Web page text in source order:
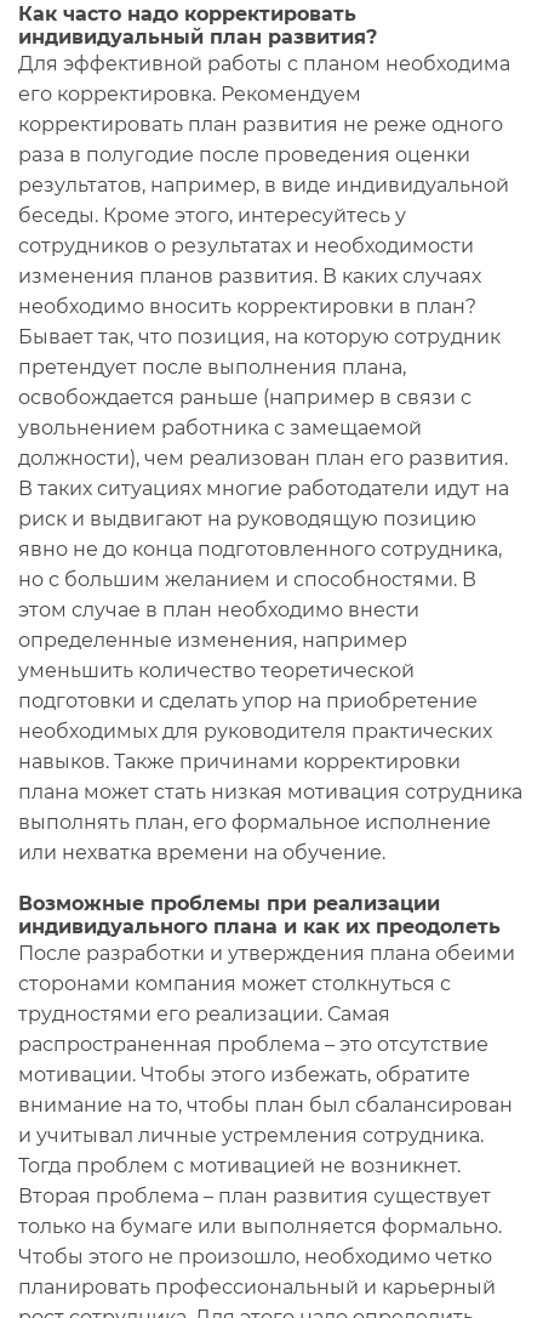
Как часто надо корректировать
индивидуальный план развития?
Для эффективной работы с планом необходима
его корректировка. Рекомендуем
корректировать план развития не реже одного
раза в полугодие после проведения оценки
результатов, например, в виде индивидуальной
беседы. Кроме этого, интересуйтесь у
сотрудников о результатах и необходимости
изменения планов развития. В каких случаях
необходимо вносить корректировки в план?
Бывает так, что позиция, на которую сотрудник
претендует после выполнения плана,
освобождается раньше (например в связи с
увольнением работника с замещаемой
должности), чем реализован план его развития.
В таких ситуациях многие работодатели идут на
риск и выдвигают на руководящую позицию
явно не до конца подготовленного сотрудника,
но с большим желанием и способностями. В
этом случае в план необходимо внести
определенные изменения, например
уменьшить количество теоретической
подготовки и сделать упор на приобретение
необходимых для руководителя практических
навыков. Также причинами корректировки
плана может стать низкая мотивация сотрудника
выполнять план, его формальное исполнение
или нехватка времени на обучение.
Возможные проблемы при реализации
индивидуального плана и как их преодолеть
После разработки и утверждения плана обеими
сторонами компания может столкнуться с
трудностями его реализации. Самая
распространенная проблема – это отсутствие
мотивации. Чтобы этого избежать, обратите
внимание на то, чтобы план был сбалансирован
и учитывал личные устремления сотрудника.
Тогда проблем с мотивацией не возникнет.
Вторая проблема – план развития существует
только на бумаге или выполняется формально.
Чтобы этого не произошло, необходимо четко
планировать профессиональный и карьерный